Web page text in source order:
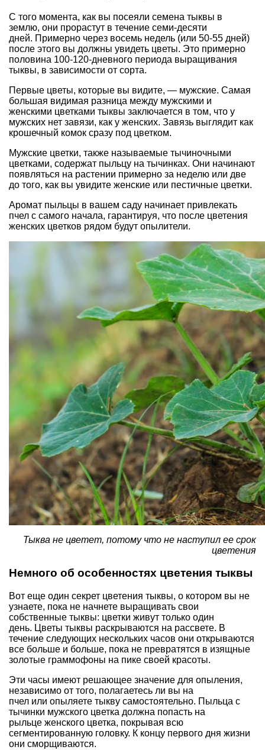
С того момента, как вы посеяли семена тыквы в
землю, они прорастут в течение семи-десяти
дней. Примерно через восемь недель (или 50-55 дней)
после этого вы должны увидеть цветы. Это примерно
половина 100-120-дневного периода выращивания
тыквы, в зависимости от сорта.
Первые цветы, которые вы видите, — мужские. Самая
большая видимая разница между мужскими и
женскими цветками тыквы заключается в том, что у
мужских нет завязи, как у женских. Завязь выглядит как
крошечный комок сразу под цветком.
Мужские цветки, также называемые тычиночными
цветками, содержат пыльцу на тычинках. Они начинают
появляться на растении примерно за неделю или две
до того, как вы увидите женские или пестичные цветки.
Аромат пыльцы в вашем саду начинает привлекать
пчел с самого начала, гарантируя, что после цветения
женских цветков рядом будут опылители.
Тыква не цветет, потому что не наступил ее срок
цветения
Немного об особенностях цветения тыквы
Вот еще один секрет цветения тыквы, о котором вы не
узнаете, пока не начнете выращивать свои
собственные тыквы: цветки живут только один
день. Цветы тыквы раскрываются на рассвете. В
течение следующих нескольких часов они открываются
все больше и больше, пока не превратятся в изящные
золотые граммофоны на пике своей красоты.
Эти часы имеют решающее значение для опыления,
независимо от того, полагаетесь ли вы на
пчел или опыляете тыкву самостоятельно. Пыльца с
тычинки мужского цветка должна попасть на
рыльце женского цветка, покрывая всю
сегментированную головку. К концу первого дня жизни
они сморщиваются.